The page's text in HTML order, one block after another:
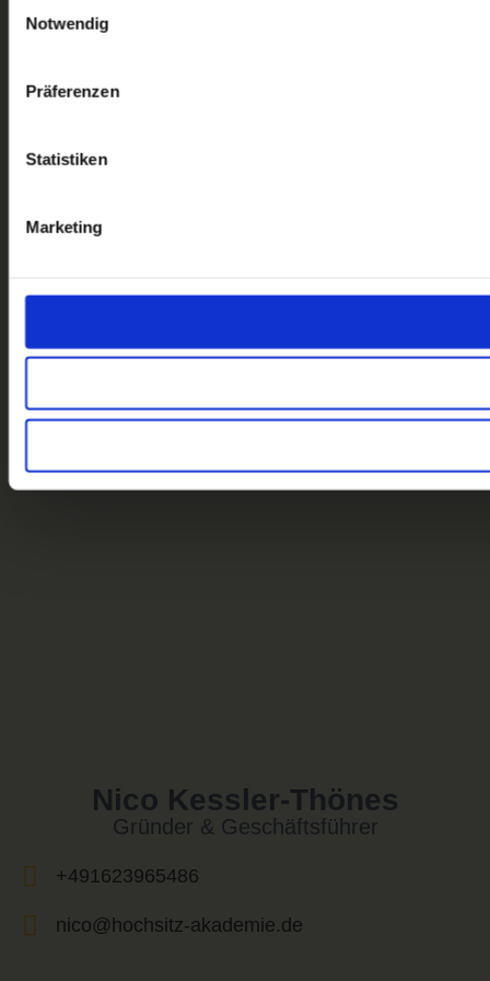
Notwendig
Präferenzen
Statistiken
MarketingWir melden uns innerhalb kürzester
das richtige Seminar für dich ist.
Nico Kessler-Thönes
Gründer & Geschäftsführer
+491623965486
nico@hochsitz-akademie.de